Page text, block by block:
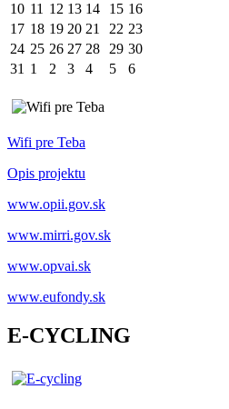
10 11 12 13 14 15 16
17 18 19 20 21 22 23
24 25 26 27 28 29 30
31 1 2 3 4 5 6
Wifi pre Teba
Opis projektu
www.opii.gov.sk
www.mirri.gov.sk
www.opvai.sk
www.eufondy.sk
E-CYCLING